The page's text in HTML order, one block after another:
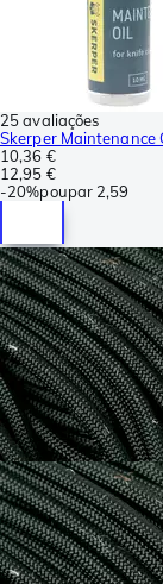
25 avaliações
Skerper Maintenance
10,36 €
12,95 €
-20%poupar 2,59